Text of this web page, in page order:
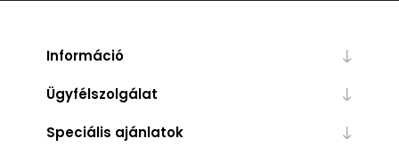
Információ
Ügyfélszolgálat
Speciális ajánlatok